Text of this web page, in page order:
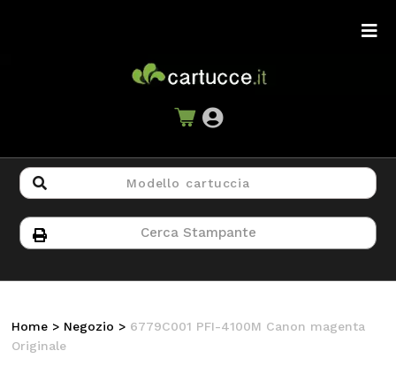
Home > Negozio > 6779C001 PFI-4100M Canon magenta
Originale